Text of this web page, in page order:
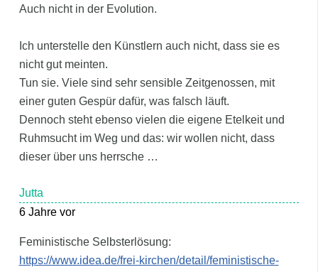
Auch nicht in der Evolution.
Ich unterstelle den Künstlern auch nicht, dass sie es
nicht gut meinten.
Tun sie. Viele sind sehr sensible Zeitgenossen, mit
einer guten Gespür dafür, was falsch läuft.
Dennoch steht ebenso vielen die eigene Etelkeit und
Ruhmsucht im Weg und das: wir wollen nicht, dass
dieser über uns herrsche …
Jutta
6 Jahre vor
Feministische Selbsterlösung:
https://www.idea.de/frei-kirchen/detail/feministische-